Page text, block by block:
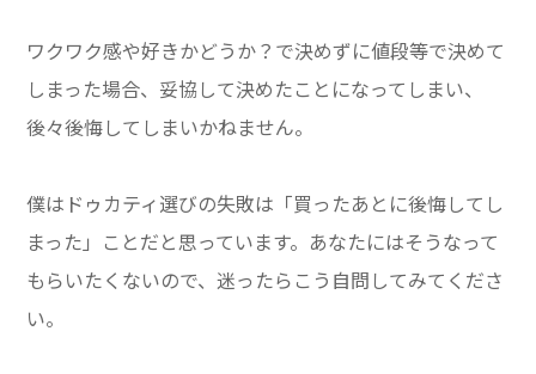
ワクワク感や好きかどうか？で決めずに値段等で決めて
しまった場合、妥協して決めたことになってしまい、
後々後悔してしまいかねません。
僕はドゥカティ選びの失敗は「買ったあとに後悔してし
まった」ことだと思っています。あなたにはそうなって
もらいたくないので、迷ったらこう自問してみてくださ
い。